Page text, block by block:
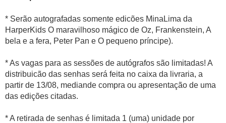
* Serão autografadas somente edicões MinaLima da
HarperKids O maravilhoso mágico de Oz, Frankenstein, A
bela e a fera, Peter Pan e O pequeno príncipe).
* As vagas para as sessões de autógrafos são limitadas! A
distribuicão das senhas será feita no caixa da livraria, a
partir de 13/08, mediande compra ou apresentação de uma
das edições citadas.
* A retirada de senhas é limitada 1 (uma) unidade por